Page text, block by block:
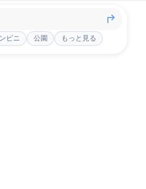
ビニ 公園 もっと見る